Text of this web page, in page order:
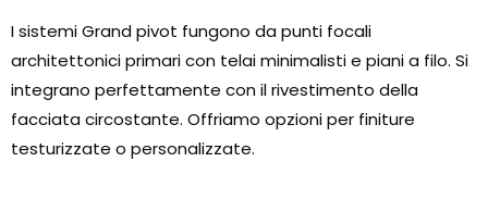
I sistemi Grand pivot fungono da punti focali
architettonici primari con telai minimalisti e piani a filo. Si
integrano perfettamente con il rivestimento della
facciata circostante. Offriamo opzioni per finiture
testurizzate o personalizzate.